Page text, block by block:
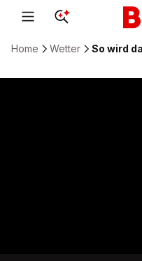
Home Wetter So wird